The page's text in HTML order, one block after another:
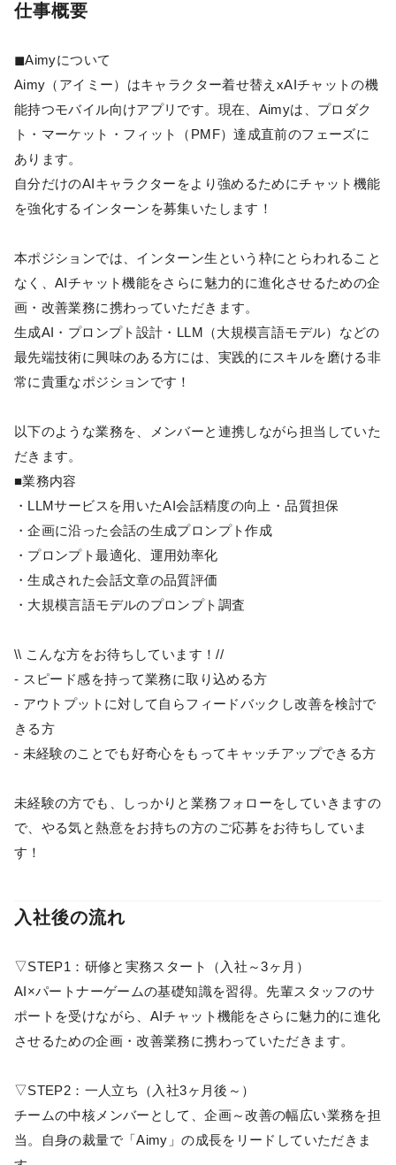
仕事概要
◼︎Aimyについて
Aimy（アイミー）はキャラクター着せ替えxAIチャットの機
能持つモバイル向けアプリです。現在、Aimyは、プロダク
ト・マーケット・フィット（PMF）達成直前のフェーズに
あります。
自分だけのAIキャラクターをより強めるためにチャット機能
を強化するインターンを募集いたします！
本ポジションでは、インターン生という枠にとらわれること
なく、AIチャット機能をさらに魅力的に進化させるための企
画・改善業務に携わっていただきます。
生成AI・プロンプト設計・LLM（大規模言語モデル）などの
最先端技術に興味のある方には、実践的にスキルを磨ける非
常に貴重なポジションです！
以下のような業務を、メンバーと連携しながら担当していた
だきます。
■業務内容
・LLMサービスを用いたAI会話精度の向上・品質担保
・企画に沿った会話の生成プロンプト作成
・プロンプト最適化、運用効率化
・生成された会話文章の品質評価
・大規模言語モデルのプロンプト調査
\\ こんな方をお待ちしています！//
- スピード感を持って業務に取り込める方
- アウトプットに対して自らフィードバックし改善を検討で
きる方
- 未経験のことでも好奇心をもってキャッチアップできる方
未経験の方でも、しっかりと業務フォローをしていきますの
で、やる気と熱意をお持ちの方のご応募をお待ちしていま
す！
入社後の流れ
▽STEP1：研修と実務スタート（入社～3ヶ月）
AI×パートナーゲームの基礎知識を習得。先輩スタッフのサ
ポートを受けながら、AIチャット機能をさらに魅力的に進化
させるための企画・改善業務に携わっていただきます。
▽STEP2：一人立ち（入社3ヶ月後～）
チームの中核メンバーとして、企画～改善の幅広い業務を担
当。自身の裁量で「Aimy」の成長をリードしていただきま